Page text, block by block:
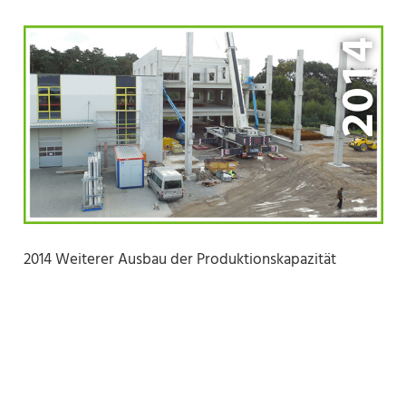
2014 Weiterer Ausbau der Produktionskapazität